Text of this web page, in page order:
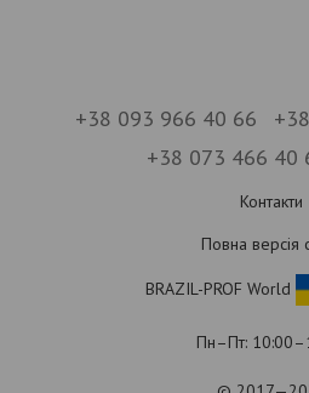
+38 093 966 40 66
+38 073 466 40
Контакти
Повна версія
BRAZIL-PROF World
Пн–Пт: